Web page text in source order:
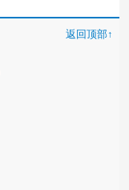
返回顶部↑